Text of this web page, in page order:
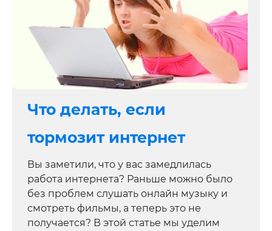
Что делать, если
тормозит интернет
Вы заметили, что у вас замедлилась
работа интернета? Раньше можно было
без проблем слушать онлайн музыку и
смотреть фильмы, а теперь это не
получается? В этой статье мы уделим